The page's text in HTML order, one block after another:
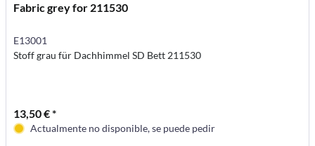
Fabric grey for 211530
E13001
Stoff grau für Dachhimmel SD Bett 211530
13,50 € *
Actualmente no disponible, se puede pedir